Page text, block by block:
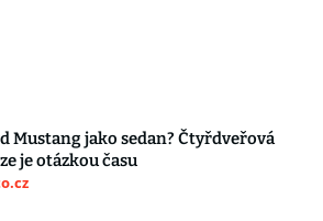
Mustang jako sedan? Čtyřdveřová
je otázkou času